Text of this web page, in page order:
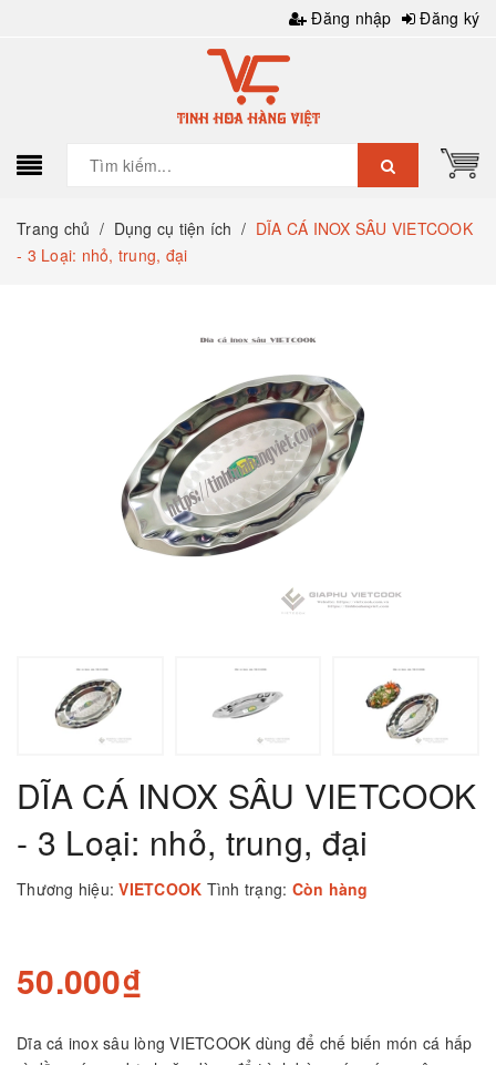
Đăng nhập Đăng ký
Trang chủ / Dụng cụ tiện ích / DĨA CÁ INOX SÂU VIETCOOK
- 3 Loại: nhỏ, trung, đại
DĨA CÁ INOX SÂU VIETCOOK
- 3 Loại: nhỏ, trung, đại
Thương hiệu: VIETCOOK Tình trạng: Còn hàng
50.000₫
Dĩa cá inox sâu lòng VIETCOOK dùng để chế biến món cá hấp